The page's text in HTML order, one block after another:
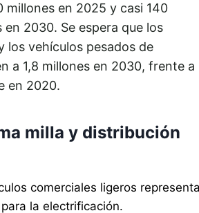
millones en 2025 y casi 140
2030. Se espera que los
los vehículos pesados ​​de
a 1,8 millones en 2030, frente a
en 2020.
milla y distribución
comerciales ligeros
la electrificación.